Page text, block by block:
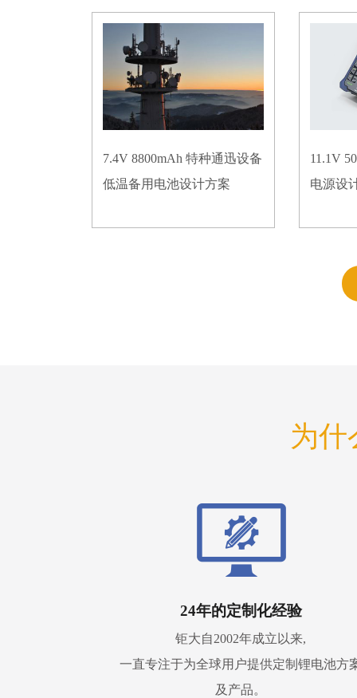
7.4V 8800mAh 特种通迅设备
低温备用电池设计方案
11.1V
电源设
为什
24年的定制化经验
钜大自2002年成立以来,
一直专注于为全球用户提供定制锂电池方
及产品。